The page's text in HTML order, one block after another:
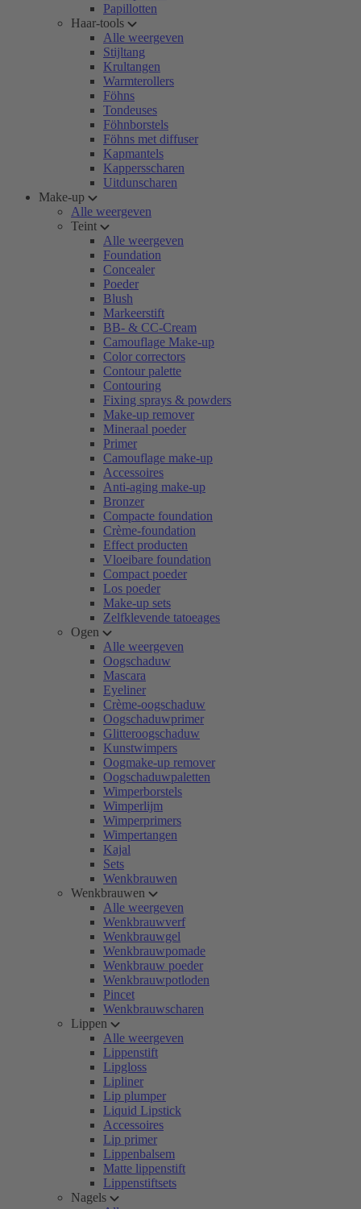
Papillotten
Haar-tools
Alle weergeven
Stijltang
Krultangen
Warmterollers
Föhns
Tondeuses
Föhnborstels
Föhns met diffuser
Kapmantels
Kappersscharen
Uitdunscharen
Make-up
Alle weergeven
Teint
Alle weergeven
Foundation
Concealer
Poeder
Blush
Markeerstift
BB- & CC-Cream
Camouflage Make-up
Color correctors
Contour palette
Contouring
Fixing sprays & powders
Make-up remover
Mineraal poeder
Primer
Camouflage make-up
Accessoires
Anti-aging make-up
Bronzer
Compacte foundation
Crème-foundation
Effect producten
Vloeibare foundation
Compact poeder
Los poeder
Make-up sets
Zelfklevende tatoeages
Ogen
Alle weergeven
Oogschaduw
Mascara
Eyeliner
Crème-oogschaduw
Oogschaduwprimer
Glitteroogschaduw
Kunstwimpers
Oogmake-up remover
Oogschaduwpaletten
Wimperborstels
Wimperlijm
Wimperprimers
Wimpertangen
Kajal
Sets
Wenkbrauwen
Wenkbrauwen
Alle weergeven
Wenkbrauwverf
Wenkbrauwgel
Wenkbrauwpomade
Wenkbrauw poeder
Wenkbrauwpotloden
Pincet
Wenkbrauwscharen
Lippen
Alle weergeven
Lippenstift
Lipgloss
Lipliner
Lip plumper
Liquid Lipstick
Accessoires
Lip primer
Lippenbalsem
Matte lippenstift
Lippenstiftsets
Nagels